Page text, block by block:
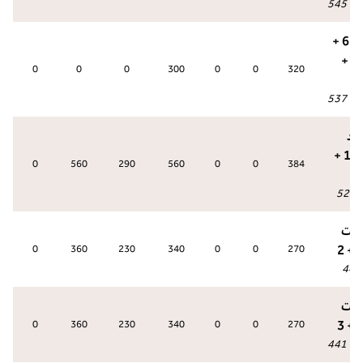
545
جناح بارك 6 +
7 + 8 + 9 +
537
320
0
0
300
0
0
0
بارك هول 1 +
521
384
0
0
560
290
560
0
441
270
0
0
340
230
360
0
441
270
0
0
340
230
360
0